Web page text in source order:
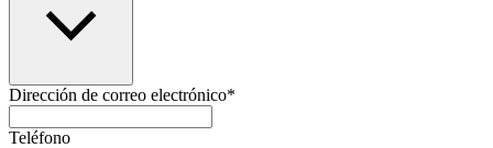
Dirección de correo electrónico*
Teléfono